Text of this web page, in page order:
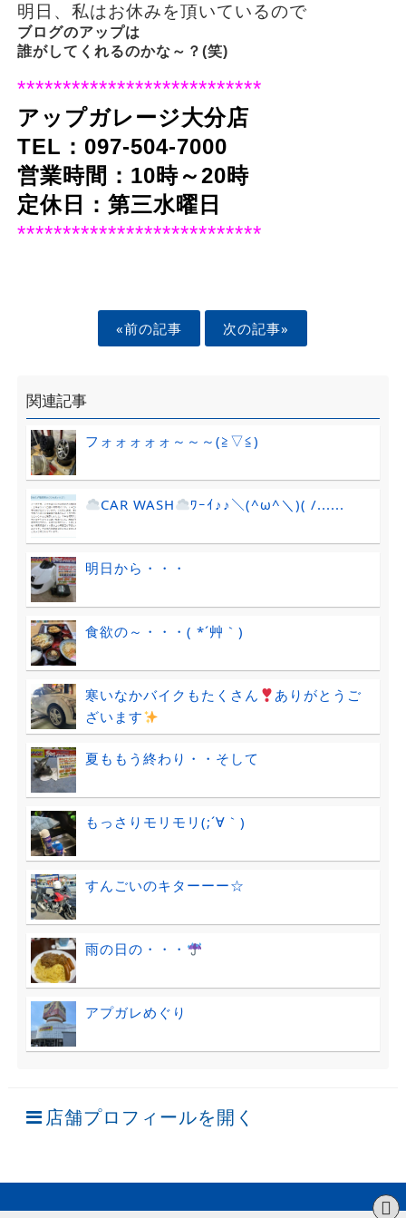
明日、私はお休みを頂いているので
ブログのアップは
誰がしてくれるのかな～？(笑)
***************************
アップガレージ大分店
TEL：097-504-7000
営業時間：10時～20時
定休日：第三水曜日
***************************
«前の記事 次の記事»
関連記事
フォォォォォ～～～(≧▽≦)
CAR WASH ﾜｰｲ♪♪＼(^ω^＼)( /......
明日から・・・
食欲の～・・・( *´艸｀)
寒いなかバイクもたくさん
ありがとうご
ざいます
夏ももう終わり・・そして
もっさりモリモリ(;´∀｀)
すんごいのキターーー☆
雨の日の・・・
アプガレめぐり
店舗プロフィールを開く